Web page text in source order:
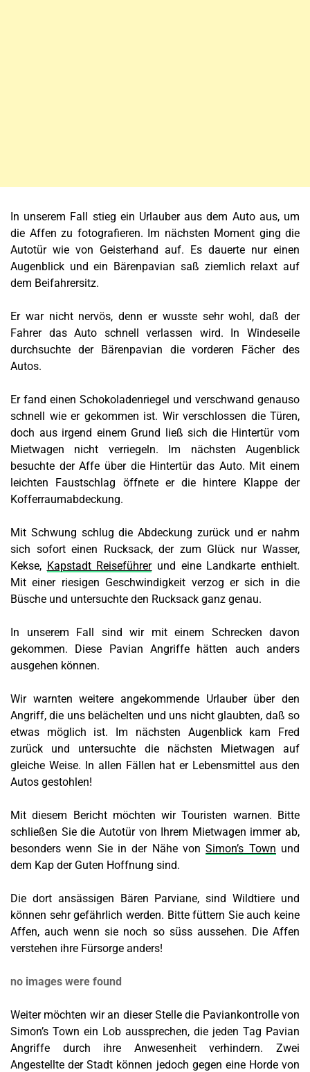
In unserem Fall stieg ein Urlauber aus dem Auto aus, um
die Affen zu fotografieren. Im nächsten Moment ging die
Autotür wie von Geisterhand auf. Es dauerte nur einen
Augenblick und ein Bärenpavian saß ziemlich relaxt auf
dem Beifahrersitz.
Er war nicht nervös, denn er wusste sehr wohl, daß der
Fahrer das Auto schnell verlassen wird. In Windeseile
durchsuchte der Bärenpavian die vorderen Fächer des
Autos.
Er fand einen Schokoladenriegel und verschwand genauso
schnell wie er gekommen ist. Wir verschlossen die Türen,
doch aus irgend einem Grund ließ sich die Hintertür vom
Mietwagen nicht verriegeln. Im nächsten Augenblick
besuchte der Affe über die Hintertür das Auto. Mit einem
leichten Faustschlag öffnete er die hintere Klappe der
Kofferraumabdeckung.
Mit Schwung schlug die Abdeckung zurück und er nahm
sich sofort einen Rucksack, der zum Glück nur Wasser,
Kekse, Kapstadt Reiseführerund eine Landkarte enthielt.
Mit einer riesigen Geschwindigkeit verzog er sich in die
Büsche und untersuchte den Rucksack ganz genau.
In unserem Fall sind wir mit einem Schrecken davon
gekommen. Diese Pavian Angriffe hätten auch anders
ausgehen können.
Wir warnten weitere angekommende Urlauber über den
Angriff, die uns belächelten und uns nicht glaubten, daß so
etwas möglich ist. Im nächsten Augenblick kam Fred
zurück und untersuchte die nächsten Mietwagen auf
gleiche Weise. In allen Fällen hat er Lebensmittel aus den
Autos gestohlen!
Mit diesem Bericht möchten wir Touristen warnen. Bitte
schließen Sie die Autotür von Ihrem Mietwagen immer ab,
besonders wenn Sie in der Nähe vonSimon’s Town und
dem Kap der Guten Hoffnung sind.
Die dort ansässigen Bären Parviane, sind Wildtiere und
können sehr gefährlich werden. Bitte füttern Sie auch keine
Affen, auch wenn sie noch so süss aussehen. Die Affen
verstehen ihre Fürsorge anders!
no images were found
Weiter möchten wir an dieser Stelle die Paviankontrolle von
Simon’s Town ein Lob aussprechen, die jeden Tag Pavian
Angriffe durch ihre Anwesenheit verhindern. Zwei
Angestellte der Stadt können jedoch gegen eine Horde von